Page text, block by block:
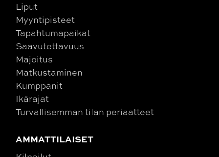
Liput
Myyntipisteet
Tapahtumapaikat
Saavutettavuus
Majoitus
Matkustaminen
Kumppanit
Ikärajat
Turvallisemman tilan periaatteet
AMMATTILAISET